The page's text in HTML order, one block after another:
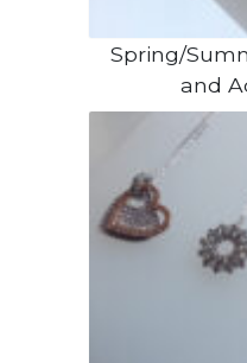
Spring/
and